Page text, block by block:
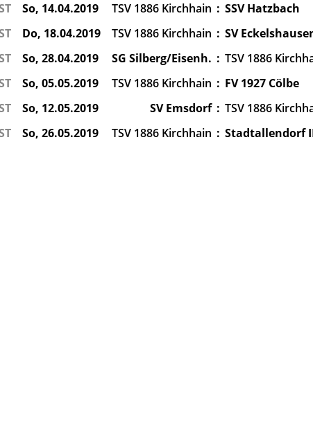
So, 14.04.2019 TSV 1886 Kirchhain : SSV Hatzbach
Do, 18.04.2019 TSV 1886 Kirchhain : SV
So, 28.04.2019 SG Silberg/Eisenh. : TSV 1886
So, 05.05.2019 TSV 1886 Kirchhain : FV 1927 Cölbe
So, 12.05.2019 SV Emsdorf : TSV 1886
So, 26.05.2019 TSV 1886 Kirchhain : Stadtallendorf